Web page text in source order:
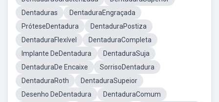
Dentaduras
DentaduraEngraçada
PróteseDentadura
DentaduraPostiza
DentaduraFlexível
DentaduraCompleta
Implante DeDentadura
DentaduraSuja
DentaduraDe Encaixe
SorrisoDentadura
DentaduraRoth
DentaduraSupeior
Desenho DeDentadura
DentaduraComum